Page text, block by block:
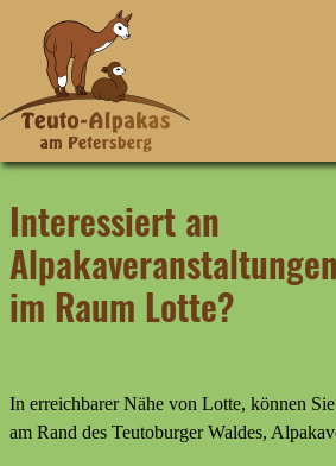
Interessiert an
im Raum Lotte?
In erreichbarer Nähe von Lotte, können
am Rand des Teutoburger Waldes,